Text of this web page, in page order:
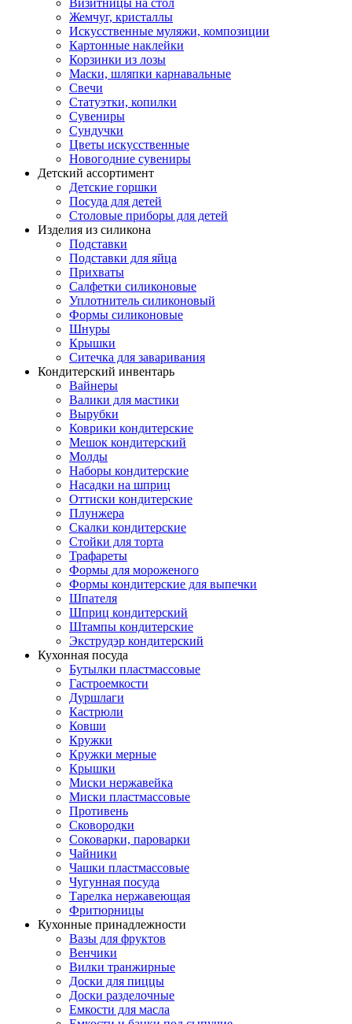
Жемчуг, кристаллы
Искусственные муляжи, композиции
Картонные наклейки
Корзинки из лозы
Маски, шляпки карнавальные
Свечи
Статуэтки, копилки
Сувениры
Сундучки
Цветы искусственные
Новогодние сувениры
Детский ассортимент
Детские горшки
Посуда для детей
Столовые приборы для детей
Изделия из силикона
Подставки
Подставки для яйца
Прихваты
Салфетки силиконовые
Уплотнитель силиконовый
Формы силиконовые
Шнуры
Крышки
Ситечка для заваривания
Кондитерский инвентарь
Вайнеры
Валики для мастики
Вырубки
Коврики кондитерские
Мешок кондитерский
Молды
Наборы кондитерские
Насадки на шприц
Оттиски кондитерские
Плунжера
Скалки кондитерские
Стойки для торта
Трафареты
Формы для мороженого
Формы кондитерские для выпечки
Шпателя
Шприц кондитерский
Штампы кондитерские
Экструдэр кондитерский
Кухонная посуда
Бутылки пластмассовые
Гастроемкости
Дуршлаги
Кастрюли
Ковши
Кружки
Кружки мерные
Крышки
Миски нержавейка
Миски пластмассовые
Противень
Сковородки
Соковарки, пароварки
Чайники
Чашки пластмассовые
Чугунная посуда
Тарелка нержавеющая
Фритюрницы
Кухонные принадлежности
Вазы для фруктов
Венчики
Вилки транжирные
Доски для пиццы
Доски разделочные
Емкости для масла